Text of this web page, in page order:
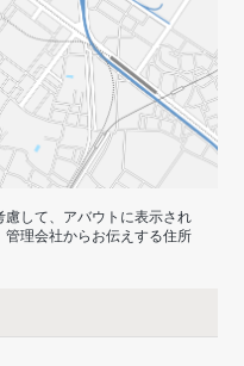
して、アバウトに表示され
理会社からお伝えする住所